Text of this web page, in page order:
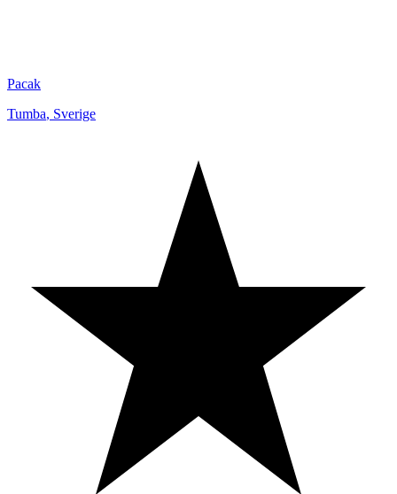
Pacak
Tumba, Sverige